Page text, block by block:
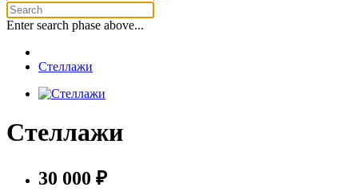
Enter search phase above...
Стеллажи
Стеллажи
30 000 ₽